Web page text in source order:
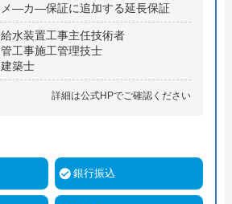
メ―カ―保証に追加する延長保証
給水装置工事主任技術者
管工事施工管理技士
建築士
詳細は公式HPでご確認ください
銀行振込